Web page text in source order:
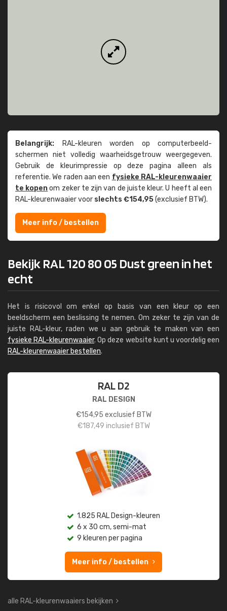
Belangrijk: RAL-kleuren worden op computer­beeld­
schermen niet volledig waarheids­­getrouw weer­gegeven.
Gebruik de kleur­impressie op deze pagina alleen als
referentie. We raden aan een fysieke RAL-kleuren­waaier
te kopenom zeker te zijn van de juiste kleur. U heeft al een
RAL-kleuren­waaier voor slechts €154,95(exclusief BTW).
Meer info / bestellen
Bekijk RAL 120 80 05 Dust green in het
echt
Het is risicovol om enkel op basis van een kleur op een
beeldscherm een beslissing te nemen. Om zeker te zijn van de
juiste RAL-kleur, raden we u aan gebruik te maken van een
fysieke RAL-kleurenwaaier. Op deze website kunt u voordelig een
RAL-kleurenwaaier bestellen.
RAL D2
RAL DESIGN
€154,95 exclusief BTW
€187,49 inclusief BTW
1.825 RAL Design-kleuren
6 x 30 cm, semi-mat
9 kleuren per pagina
Meer info / bestellen
alle RAL-kleurenwaaiers bekijken